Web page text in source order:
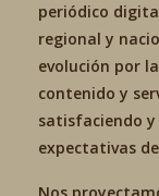
periódico
regional y
evolución por
contenido y
satisfaciendo
expectativas